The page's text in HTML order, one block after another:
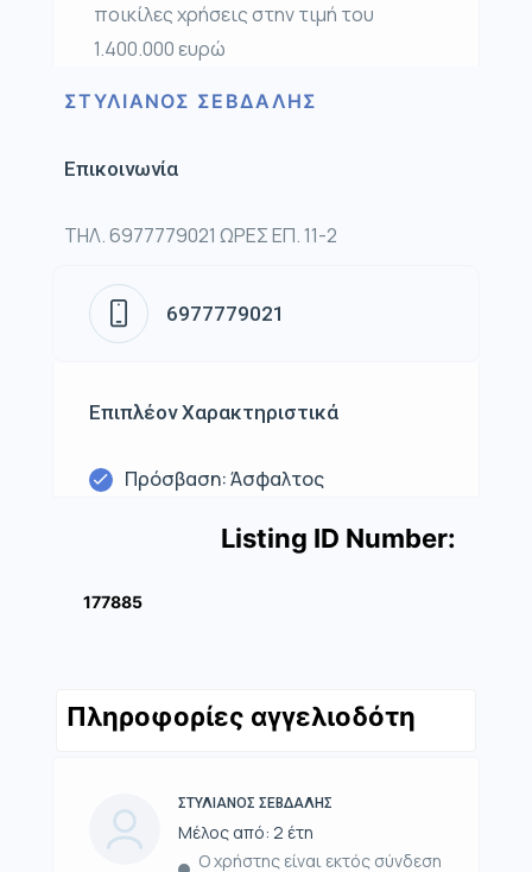
ποικίλες χρήσεις στην τιμή του
1.400.000 ευρώ
ΣΤΥΛΙΑΝΟΣ ΣΕΒΔΑΛΗΣ
Επικοινωνία
ΤΗΛ. 6977779021 ΩΡΕΣ ΕΠ. 11-2
6977779021
Επιπλέον Χαρακτηριστικά
Πρόσβαση: Άσφαλτος
Listing ID Number:
177885
Πληροφορίες αγγελιοδότη
ΣΤΥΛΙΑΝΟΣ ΣΕΒΔΑΛΗΣ
Μέλος από: 2 έτη
Ο χρήστης είναι εκτός σύνδεση